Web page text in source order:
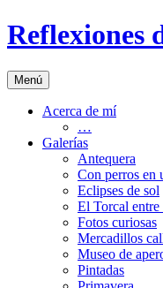
Saltar
al
Reflexiones
Menú
Acerca de mí
…
Galerías
Antequera
Con perros en
Eclipses de sol
El Torcal entre
Fotos curiosas
Mercadillos
Museo de
Pintadas